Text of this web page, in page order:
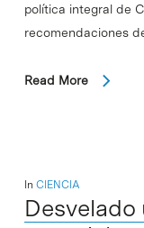
política integral de
recomendaciones
Read More
In CIENCIA